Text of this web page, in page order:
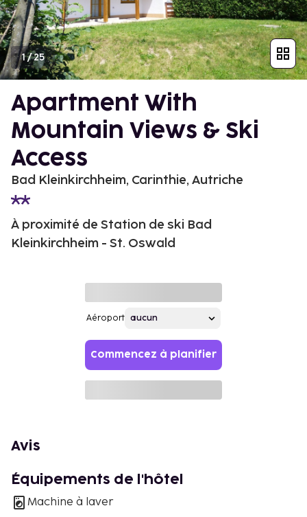
1/25
Apartment With
Mountain Views & Ski
Access
Bad Kleinkirchheim, Carinthie, Autriche
À proximité de Station de ski Bad
Kleinkirchheim - St. Oswald
Aéroport
Commencez à planifier
Avis
Équipements de l'hôtel
Machine à laver